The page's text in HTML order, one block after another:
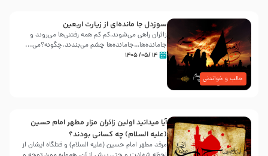
جالب و خواندنی
سوزدل جا مانده‌ای از زیارت اربعین
زائران راهی می‌شوند،کم‌ کم همه رفتنی‌ها می‌روند و
جامانده‌ها…جامانده‌ها چشم می‌بندند.چگونه؟می‌...
۱۴ /۰۵/ ۱۴۰۵
آیا میدانید اولین زائران مزار مطهر امام حسین
(علیه السلام) چه کسانی بودند؟
مرقد مطهر امام حسین (علیه السلام) و قتلگاه ایشان از